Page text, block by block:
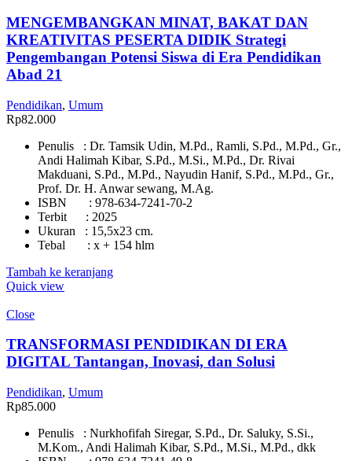
MENGEMBANGKAN MINAT, BAKAT DAN
KREATIVITAS PESERTA DIDIK Strategi
Pengembangan Potensi Siswa di Era Pendidikan
Abad 21
Pendidikan, Umum
Rp82.000
Penulis : Dr. Tamsik Udin, M.Pd., Ramli, S.Pd., M.Pd., Gr.,
Andi Halimah Kibar, S.Pd., M.Si., M.Pd., Dr. Rivai
Makduani, S.Pd., M.Pd., Nayudin Hanif, S.Pd., M.Pd., Gr.,
Prof. Dr. H. Anwar sewang, M.Ag.
ISBN : 978-634-7241-70-2
Terbit : 2025
Ukuran : 15,5x23 cm.
Tebal : x + 154 hlm
Tambah ke keranjang
Quick view
Close
TRANSFORMASI PENDIDIKAN DI ERA
DIGITAL Tantangan, Inovasi, dan Solusi
Pendidikan, Umum
Rp85.000
Penulis : Nurkhofifah Siregar, S.Pd., Dr. Saluky, S.Si.,
M.Kom., Andi Halimah Kibar, S.Pd., M.Si., M.Pd., dkk